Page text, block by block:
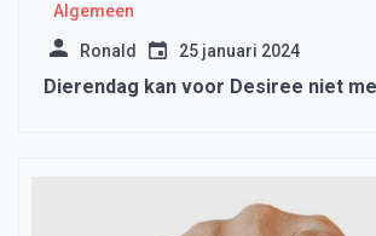
Algemeen
Ronald 25 januari 2024
Dierendag kan voor Desiree niet